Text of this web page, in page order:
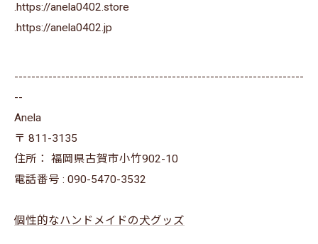
.https://anela0402.store
⁡.https://anela0402.jp⁡⁡
--------------------------------------------------------------------
--
Anela
〒 811-3135
住所： 福岡県古賀市小竹902-10
電話番号 : 090-5470-3532
個性的なハンドメイドの犬グッズ